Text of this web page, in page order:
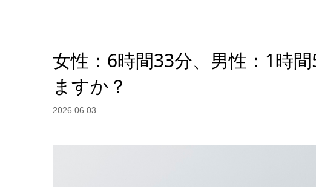
女性：6時間33分、男性：1時
ますか？
2026.06.03